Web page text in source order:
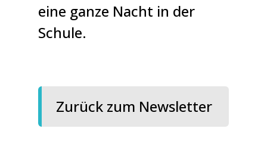
eine ganze Nacht in der
Schule.
Zurück zum Newsletter